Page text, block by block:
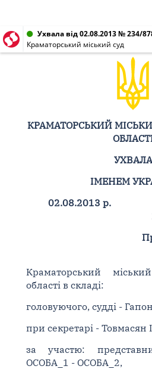
Краматорський міський суд
КРАМАТОРСЬКИЙ
УХВАЛА
ІМЕНЕМ
02.08.2013 р.
Краматорський
області в складі:
головуючого, судді -
при секретарі - Товмасян
за участю:
ОСОБА_1 - ОСОБА_2,